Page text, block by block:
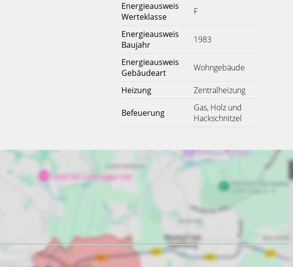
Energieausweis
Werteklasse
F
Energieausweis
Baujahr
1983
Energieausweis
Gebäudeart
Wohngebäude
Heizung Zentralheizung
Befeuerung
Gas, Holz und
Hackschnitzel